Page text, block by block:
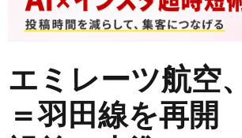
仮想通貨
エミレーツ航空
＝羽田線を再